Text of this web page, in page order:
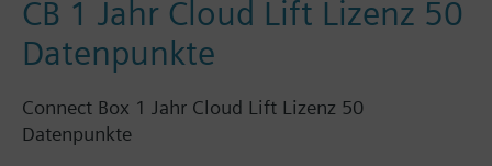
CB 1 Jahr Cloud Lift Lizenz 50
Datenpunkte
Connect Box 1 Jahr Cloud Lift Lizenz 50
Datenpunkte